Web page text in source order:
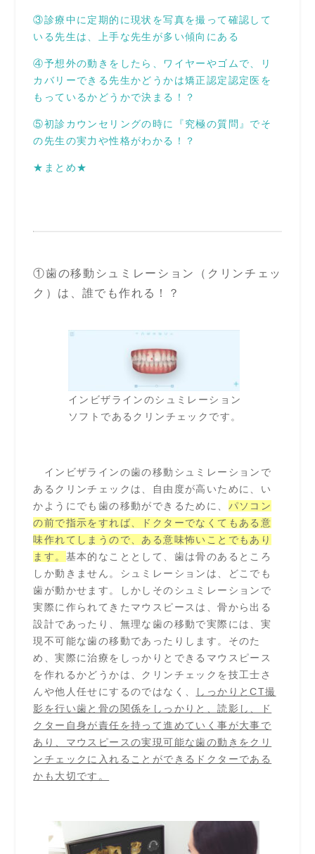
③診療中に定期的に現状を写真を撮って確認して
いる先生は、上手な先生が多い傾向にある
④予想外の動きをしたら、ワイヤーやゴムで、リ
カバリーできる先生かどうかは矯正認定認定医を
もっているかどうかで決まる！？
⑤初診カウンセリングの時に『究極の質問』でそ
の先生の実力や性格がわかる！？
★まとめ★
①歯の移動シュミレーション（クリンチェッ
ク）は、誰でも作れる！？
インビザラインのシュミレーション
ソフトであるクリンチェックです。
インビザラインの歯の移動シュミレーションで
あるクリンチェックは、自由度が高いために、い
かようにでも歯の移動ができるために、 パソコン
の前で指示をすれば、ドクターでなくてもある意
味作れてしまうので、ある意味怖いことでもあり
ます。 基本的なこととして、歯は骨のあるところ
しか動きません。シュミレーションは、どこでも
歯が動かせます。しかしそのシュミレーションで
実際に作られてきたマウスピースは、骨から出る
設計であったり、無理な歯の移動で実際には、実
現不可能な歯の移動であったりします。そのた
め、実際に治療をしっかりとできるマウスピース
を作れるかどうかは、クリンチェックを技工士さ
んや他人任せにするのではなく、
しっかりとCT撮
影を行い歯と骨の関係をしっかりと、読影し、ド
クター自身が責任を持って進めていく事が大事で
あり、マウスピースの実現可能な歯の動きをクリ
ンチェックに入れることができるドクターである
かも大切です。